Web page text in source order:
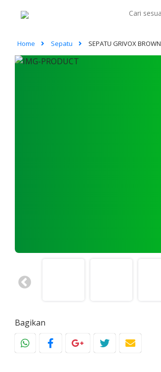
Home Sepatu SEPATU GRIVOX BROWN
Bagikan